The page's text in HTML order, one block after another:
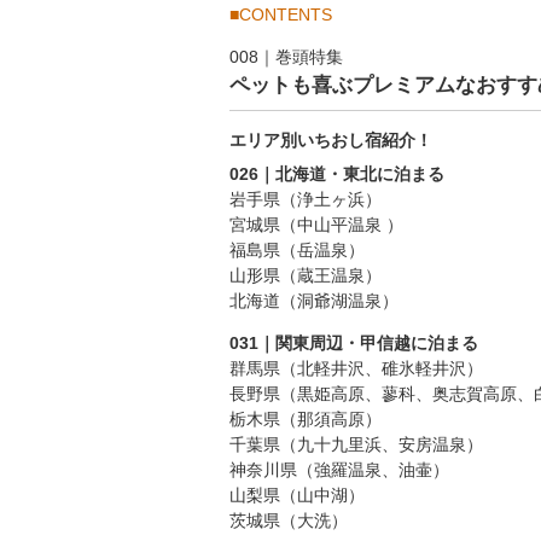
■CONTENTS
008｜巻頭特集
ペットも喜ぶプレミアムなおす
エリア別いちおし宿紹介！
026｜北海道・東北に泊まる
岩手県（浄土ヶ浜）
宮城県（中山平温泉 ）
福島県（岳温泉）
山形県（蔵王温泉）
北海道（洞爺湖温泉）
031｜関東周辺・甲信越に泊まる
群馬県（北軽井沢、碓氷軽井沢）
長野県（黒姫高原、蓼科、奥志賀高原、
栃木県（那須高原）
千葉県（九十九里浜、安房温泉）
神奈川県（強羅温泉、油壷）
山梨県（山中湖）
茨城県（大洗）